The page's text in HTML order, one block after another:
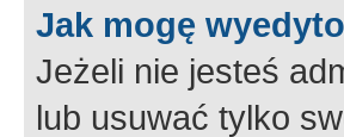
Jak mogę
Jeżeli nie jesteś
lub usuwać tylko